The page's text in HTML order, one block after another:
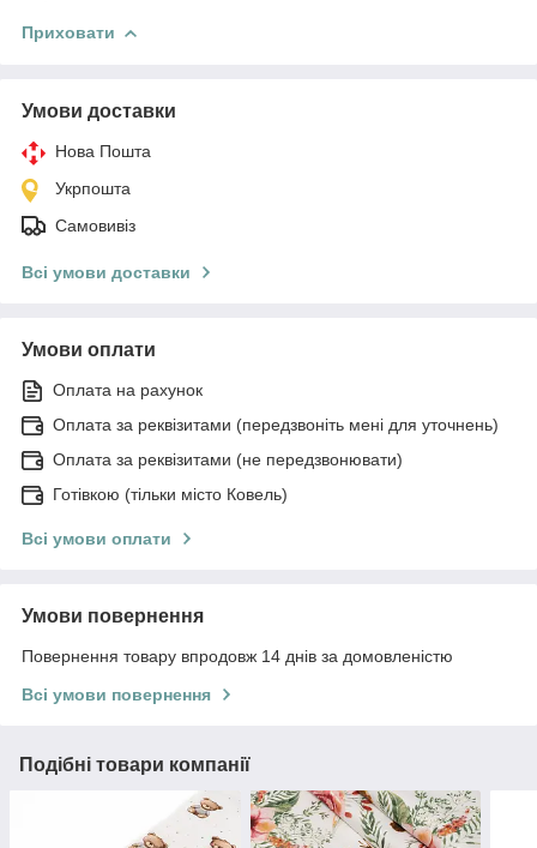
Приховати
Умови доставки
Нова Пошта
Укрпошта
Самовивіз
Всі умови доставки
Умови оплати
Оплата на рахунок
Оплата за реквізитами (передзвоніть мені для уточнень)
Оплата за реквізитами (не передзвонювати)
Готівкою (тільки місто Ковель)
Всі умови оплати
Умови повернення
Повернення товару впродовж 14 днів за домовленістю
Всі умови повернення
Подібні товари компанії